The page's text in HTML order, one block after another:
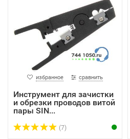
избранное сравнить
Инструмент для зачистки
и обрезки проводов витой
пары SIN...
(7)